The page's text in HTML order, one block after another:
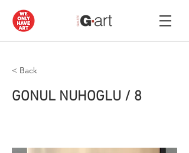
< Back
GONUL NUHOGLU / 8